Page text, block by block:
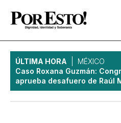
ÚLTIMA HORA
MÉXICO
Caso Roxana Guzmán:
aprueba desafuero de Raúl